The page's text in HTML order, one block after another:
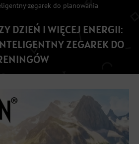
199,00złdo darmowej wysyłki
zegarek do planowania
DZIEŃ I WIĘCEJ ENERGII:
ZEGAREK DO